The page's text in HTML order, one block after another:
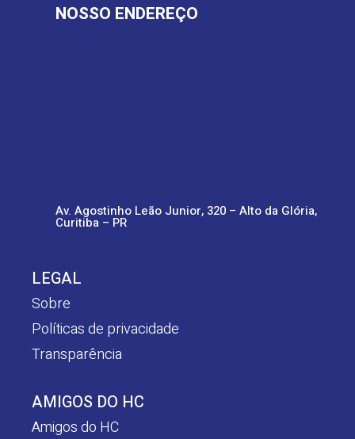
NOSSO ENDEREÇO
Av. Agostinho Leão Junior, 320 – Alto da Glória,
Curitiba – PR
LEGAL
Sobre
Políticas de privacidade
Transparência
AMIGOS DO HC
Amigos do HC